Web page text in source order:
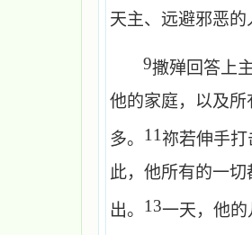
天主、远避邪恶的
9撒殚回答上
他的家庭，以及
多。 11 祢若伸手
此，他所有的一
出。 13一天，他